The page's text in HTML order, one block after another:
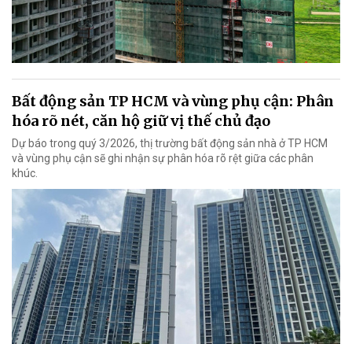
Bất động sản TP HCM và vùng phụ cận: Phân
hóa rõ nét, căn hộ giữ vị thế chủ đạo
Dự báo trong quý 3/2026, thị trường bất động sản nhà ở TP HCM
và vùng phụ cận sẽ ghi nhận sự phân hóa rõ rệt giữa các phân
khúc.